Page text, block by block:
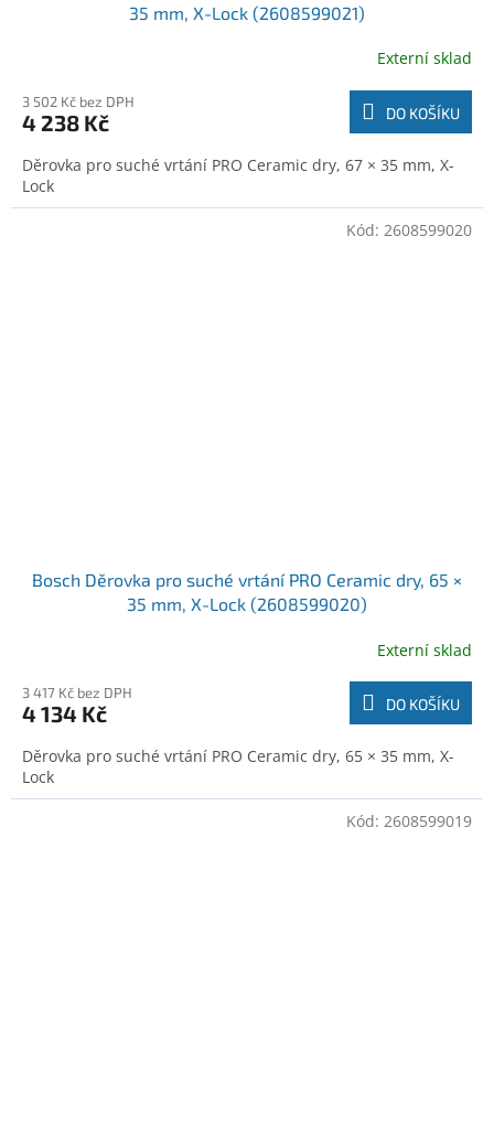
35 mm, X-Lock (2608599021)
Externí sklad
3 502 Kč bez DPH
4 238 Kč DO KOŠÍKU
Děrovka pro suché vrtání PRO Ceramic dry, 67 × 35 mm, X-
Lock
Bosch Děrovka pro suché vrtání PRO Ceramic dry, 65 ×
35 mm, X-Lock (2608599020)
Externí sklad
3 417 Kč bez DPH
4 134 Kč DO KOŠÍKU
Děrovka pro suché vrtání PRO Ceramic dry, 65 × 35 mm, X-
Lock
Kód: 2608599020
Kód: 2608599019